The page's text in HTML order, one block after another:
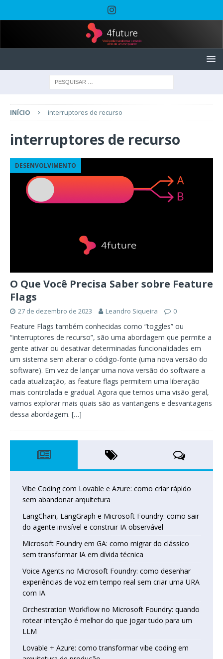
INÍCIO interruptores de recurso
interruptores de recurso
DESENVOLVIMENTO
O Que Você Precisa Saber sobre Feature
Flags
27 de dezembro de 2023 Leandro Siqueira 0
Feature Flags também conhecidas como “toggles” ou
“interruptores de recurso”, são uma abordagem que permite a
gente ativar ou desativar determinadas funcionalidades em
um sistema sem alterar o código-fonte (uma nova versão do
software). Em vez de lançar uma nova versão do software a
cada atualização, as feature flags permitem uma liberação
mais controlada e gradual. Agora que temos uma visão geral,
vamos explorar mais quais são as vantangens e desvantagens
dessa abordagem. […]
Vibe Coding com Lovable e Azure: como criar rápido
sem abandonar arquitetura
LangChain, LangGraph e Microsoft Foundry: como sair
do agente invisível e construir IA observável
Microsoft Foundry em GA: como migrar do clássico
sem transformar IA em dívida técnica
Voice Agents no Microsoft Foundry: como desenhar
experiências de voz em tempo real sem criar uma URA
com IA
Orchestration Workflow no Microsoft Foundry: quando
rotear intenção é melhor do que jogar tudo para um
LLM
Lovable + Azure: como transformar vibe coding em